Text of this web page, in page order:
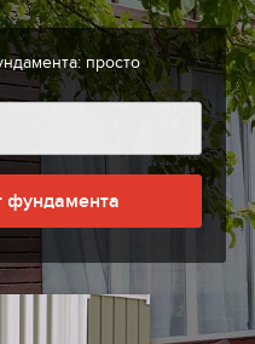
просто
фундамента